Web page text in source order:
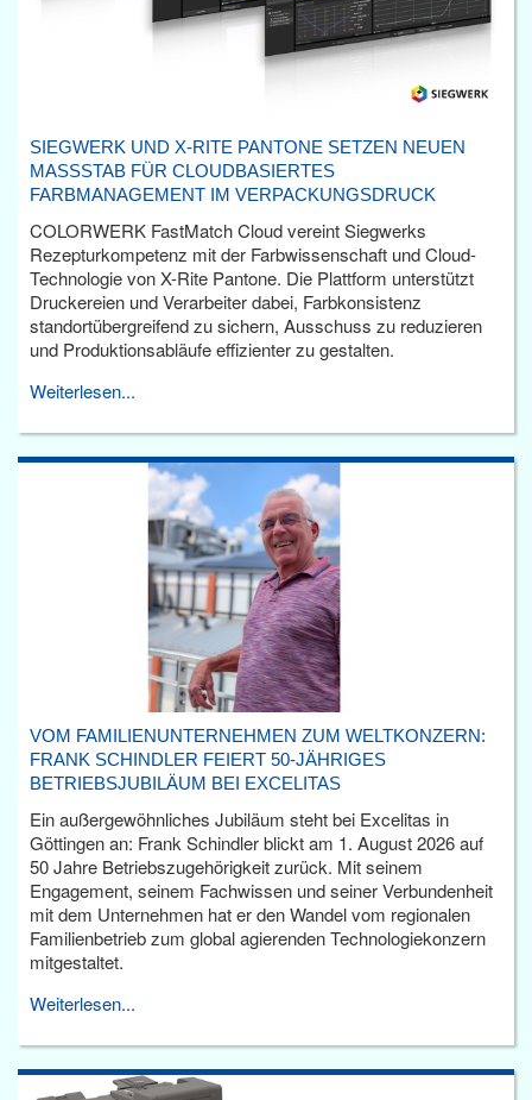
SIEGWERK UND X-RITE PANTONE SETZEN NEUEN
MASSSTAB FÜR CLOUDBASIERTES F
ARBMANAGEMENT IM VERPACKUNGSDRUCK
COLORWERK FastMatch Cloud vereint Siegwerks
Rezepturkompetenz mit der Farbwissenschaft und Cloud-
Technologie von X-Rite Pantone. Die Plattform unterstützt
Druckereien und Verarbeiter dabei, Farbkonsistenz
standortübergreifend zu sichern, Ausschuss zu reduzieren
und Produktionsabläufe effizienter zu gestalten.
Weiterlesen...
VOM FAMILIENUNTERNEHMEN ZUM WELTKONZERN:
FRANK SCHINDLER FEIERT 50-JÄHRIGES
BETRIEBSJUBILÄUM BEI EXCELITAS
Ein außergewöhnliches Jubiläum steht bei Excelitas in
Göttingen an: Frank Schindler blickt am 1. August 2026 auf
50 Jahre Betriebszugehörigkeit zurück. Mit seinem
Engagement, seinem Fachwissen und seiner Verbundenheit
mit dem Unternehmen hat er den Wandel vom regionalen
Familienbetrieb zum global agierenden Technologiekonzern
mitgestaltet.
Weiterlesen...